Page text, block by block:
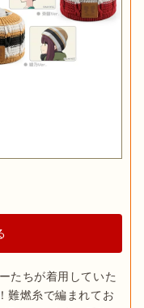
たちが着用していた
難燃糸で編まれてお